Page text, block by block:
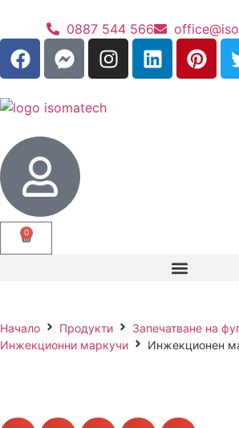
0887 544 566
0
Начало Продукти
Запечатване на
Инжекционни маркучи
Инжекционен